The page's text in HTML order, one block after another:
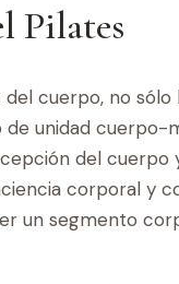
Pilates
cuerpo, no
unidad cuerpo-
del cuerpo
corporal y
un segmento